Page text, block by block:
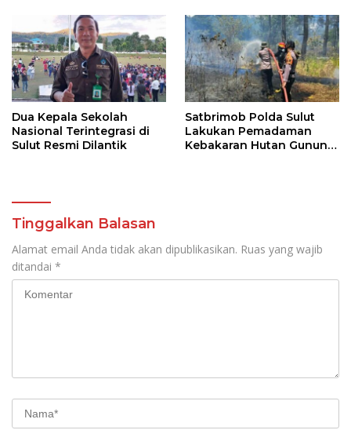
Dua Kepala Sekolah
Nasional Terintegrasi di
Sulut Resmi Dilantik
Satbrimob Polda Sulut
Lakukan Pemadaman
Kebakaran Hutan Gunung
Tinggalkan Balasan
Alamat email Anda tidak akan dipublikasikan. Ruas yang wajib
ditandai *